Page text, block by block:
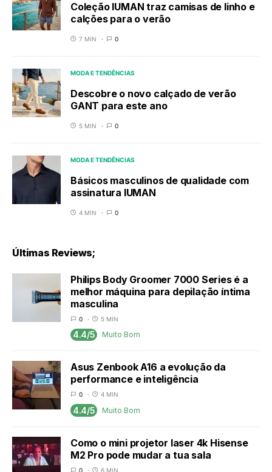
Coleção IUMAN traz camisas de linho e
calções para o verão
7 MIN 0
MODA E TENDÊNCIAS
Descobre o novo calçado de verão
GANT para este ano
5 MIN 0
MODA E TENDÊNCIAS
Básicos masculinos de qualidade com
assinatura IUMAN
4 MIN 0
Últimas Reviews;
Philips Body Groomer 7000 Series é a
melhor máquina para depilação íntima
masculina
0 5 MIN
4.4/5 Muito Bom
Asus Zenbook A16 a evolução da
performance e inteligência
0 4 MIN
4.4/5 Muito Bom
Como o mini projetor laser 4k Hisense
M2 Pro pode mudar a tua sala
0 6 MIN